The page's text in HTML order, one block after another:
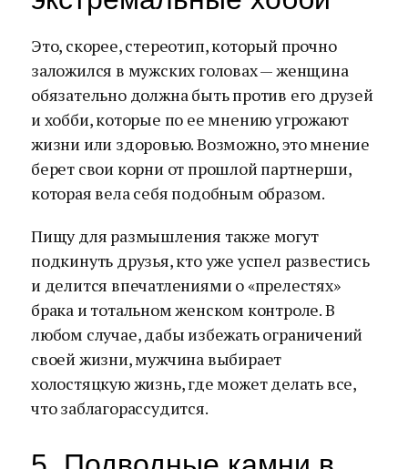
Это, скорее, стереотип, который прочно
заложился в мужских головах — женщина
обязательно должна быть против его друзей
и хобби, которые по ее мнению угрожают
жизни или здоровью. Возможно, это мнение
берет свои корни от прошлой партнерши,
которая вела себя подобным образом.
Пищу для размышления также могут
подкинуть друзья, кто уже успел развестись
и делится впечатлениями о «прелестях»
брака и тотальном женском контроле. В
любом случае, дабы избежать ограничений
своей жизни, мужчина выбирает
холостяцкую жизнь, где может делать все,
что заблагорассудится.